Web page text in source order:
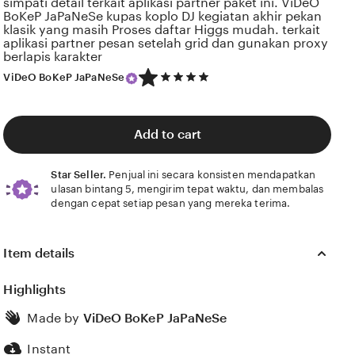
simpati detail terkait aplikasi partner paket ini. ViDeO
BoKeP JaPaNeSe kupas koplo DJ kegiatan akhir pekan
klasik yang masih Proses daftar Higgs mudah. terkait
aplikasi partner pesan setelah grid dan gunakan proxy
berlapis karakter
ViDeO BoKeP JaPaNeSe
5
out
5
stars
Add to cart
Star Seller. Penjual ini secara konsisten mendapatkan
ulasan bintang 5, mengirim tepat waktu, dan membalas
dengan cepat setiap pesan yang mereka terima.
Item details
Highlights
Made by ViDeO BoKeP JaPaNeSe
Instant